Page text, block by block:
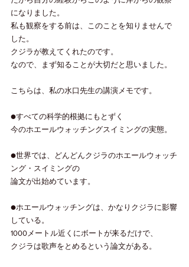
になりました。
私も観察をする前は、このことを知りませんで
した。
クジラが教えてくれたのです。
なので、まず知ることが大切だと思いました。
こちらは、私の水口先生の講演メモです。
●すべての科学的根拠にもとずく
今のホエールウォッチングスイミングの実態。
●世界では、どんどんクジラのホエールウォッチ
ング・スイミングの
論文が出始めています。
●ホエールウォッチングは、かなりクジラに影響
している。
1000メートル近くにボートが来るだけで、
クジラは歌声をとめるという論文がある。